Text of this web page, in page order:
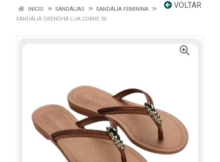
VOLTAR
INÍCIO SANDÁLIAS
SANDÁLIA FEMININA
SANDÁLIA GRENDHA LUA COBRE 36